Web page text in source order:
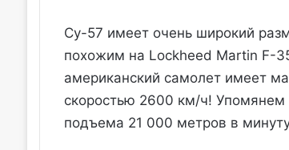
Су-57 имеет очень широкий
похожим на Lockheed Martin F-
американский самолет имеет
скоростью 2600 км/ч! Упомянем
подъема 21 000 метров в